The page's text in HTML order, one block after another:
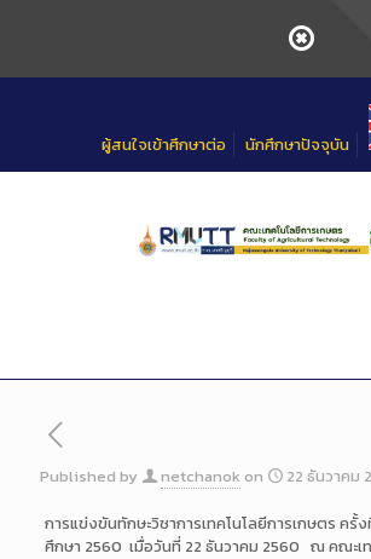
ผู้สนใจเข้าศึกษาต่อ นักศึกษาปัจจุบัน
Published by netchanok on 22 ธันวาคม
การแข่งขันทักษะวิชาการเทคโนโลยีการเกษตร ครั้
ศึกษา 2560 เมื่อวันที่ 22 ธันวาคม 2560 ณ คณะเ